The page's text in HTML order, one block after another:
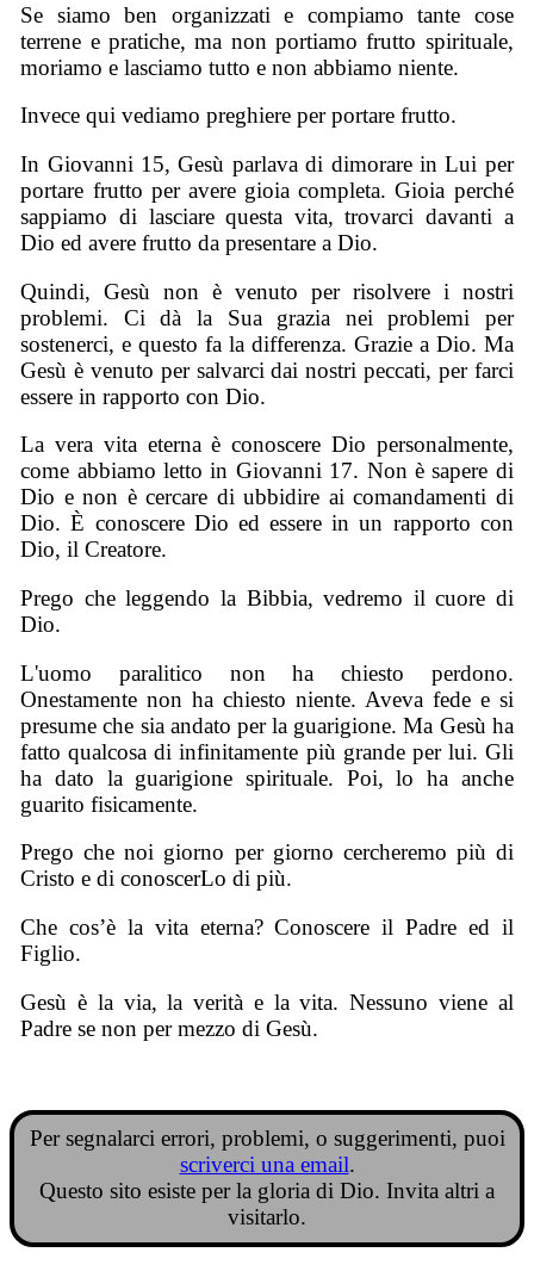
Se siamo ben organizzati e compiamo tante cose
terrene e pratiche, ma non portiamo frutto spirituale,
moriamo e lasciamo tutto e non abbiamo niente.
Invece qui vediamo preghiere per portare frutto.
In Giovanni 15, Gesù parlava di dimorare in Lui per
portare frutto per avere gioia completa. Gioia perché
sappiamo di lasciare questa vita, trovarci davanti a
Dio ed avere frutto da presentare a Dio.
Quindi, Gesù non è venuto per risolvere i nostri
problemi. Ci dà la Sua grazia nei problemi per
sostenerci, e questo fa la differenza. Grazie a Dio. Ma
Gesù è venuto per salvarci dai nostri peccati, per farci
essere in rapporto con Dio.
La vera vita eterna è conoscere Dio personalmente,
come abbiamo letto in Giovanni 17. Non è sapere di
Dio e non è cercare di ubbidire ai comandamenti di
Dio. È conoscere Dio ed essere in un rapporto con
Dio, il Creatore.
Prego che leggendo la Bibbia, vedremo il cuore di
Dio.
L'uomo paralitico non ha chiesto perdono.
Onestamente non ha chiesto niente. Aveva fede e si
presume che sia andato per la guarigione. Ma Gesù ha
fatto qualcosa di infinitamente più grande per lui. Gli
ha dato la guarigione spirituale. Poi, lo ha anche
guarito fisicamente.
Prego che noi giorno per giorno cercheremo più di
Cristo e di conoscerLo di più.
Che cos’è la vita eterna? Conoscere il Padre ed il
Figlio.
Gesù è la via, la verità e la vita. Nessuno viene al
Padre se non per mezzo di Gesù.
Per segnalarci errori, problemi, o suggerimenti, puoi
scriverci una email.
Questo sito esiste per la gloria di Dio. Invita altri a
visitarlo.